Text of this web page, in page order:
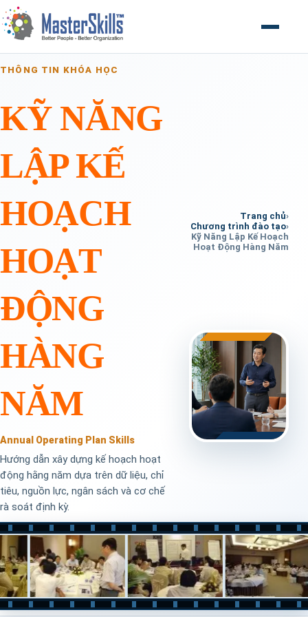
Mở menu
Trang chủ›
Chương trình đào tạo›
Kỹ Năng Lập Kế Hoạch
Hoạt Động Hàng Năm
THÔNG TIN KHÓA HỌC
KỸ NĂNG
LẬP KẾ
HOẠCH
HOẠT
ĐỘNG
HÀNG
NĂM
Annual Operating Plan Skills
Hướng dẫn xây dựng kế hoạch hoạt
động hằng năm dựa trên dữ liệu, chỉ
tiêu, nguồn lực, ngân sách và cơ chế
rà soát định kỳ.